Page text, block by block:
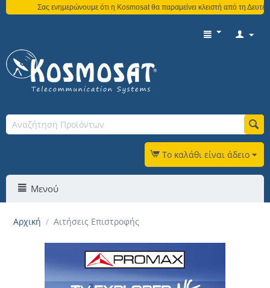
Σας ενημερώνουμε ότι η Kosmosat θα παραμείνει κλειστή από τη
Το καλάθι είναι άδειο
Μενού
Αρχική / Αιτήσεις Επιστροφής